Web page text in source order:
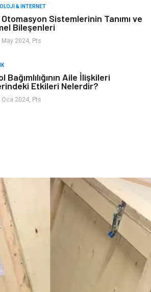
& İNTERNET
Sistemlerinin Tanımı ve
Bileşenleri
2024, Pts
Bağımlılığının Aile İlişkileri
Etkileri Nelerdir?
2024, Pts